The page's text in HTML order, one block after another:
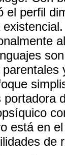
el perfil
parentales
portadora
está en
de